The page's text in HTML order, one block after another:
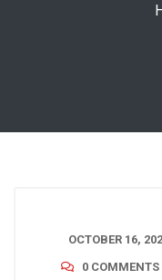
OCTOBER 16,
0 COMMENTS